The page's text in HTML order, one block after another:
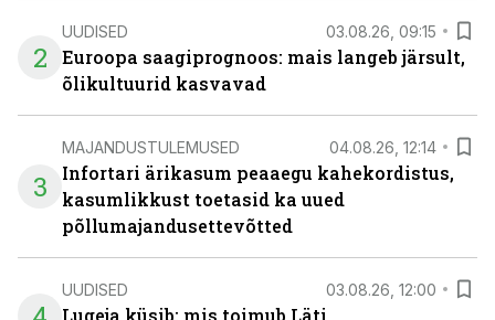
2
UUDISED 03.08.26, 09:15
Euroopa saagiprognoos: mais langeb järsult,
õlikultuurid kasvavad
3
MAJANDUSTULEMUSED 04.08.26, 12:14
Infortari ärikasum peaaegu kahekordistus,
kasumlikkust toetasid ka uued
põllumajandusettevõtted
UUDISED 03.08.26, 12:00
Lugeja küsib: mis toimub Läti